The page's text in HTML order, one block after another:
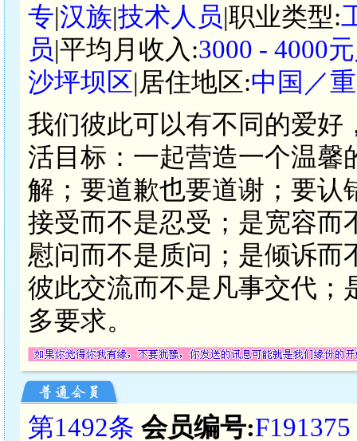
专|汉族|技术人员|职业类型:
员|平均月收入:3000 - 4000
沙坪坝区|居住地区:中国／
我们彼此可以有不同的爱好
活目标：一起营造一个温馨
解；要道歉也要道谢；要认
接受而不是忍受；是宽容而
慰问而不是质问；是倾诉而
彼此交流而不是凡事交代；
多要求。
第1492条 会员编号:F191375